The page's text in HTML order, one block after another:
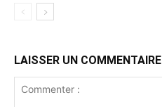
LAISSER UN COMMENTAIRE